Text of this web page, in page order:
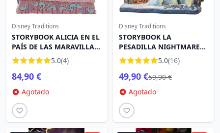
Disney Traditions
STORYBOOK ALICIA EN EL
PAÍS DE LAS MARAVILLAS
- DISNEY TRADITIONS
5.0(4)
84,90 €
Agotado
Disney Traditions
STORYBOOK LA
PESADILLA NIGHTMARE
BEFORE CHRISTMAS
DISNEY TRADITIONS
5.0(16)
49,90 €59,90 €
Agotado